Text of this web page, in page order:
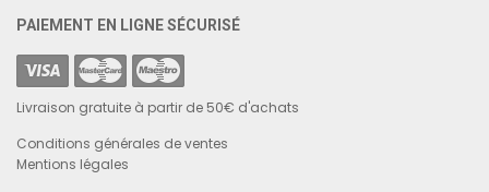
PAIEMENT EN LIGNE SÉCURISÉ
Livraison gratuite à partir de 50€ d'achats
Conditions générales de ventes
Mentions légales